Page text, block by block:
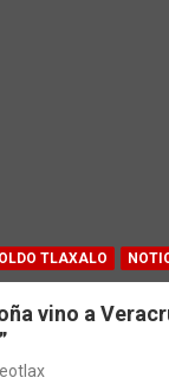
TLAXALO
vino a